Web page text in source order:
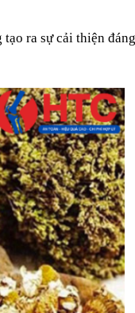
ra sự cải thiện